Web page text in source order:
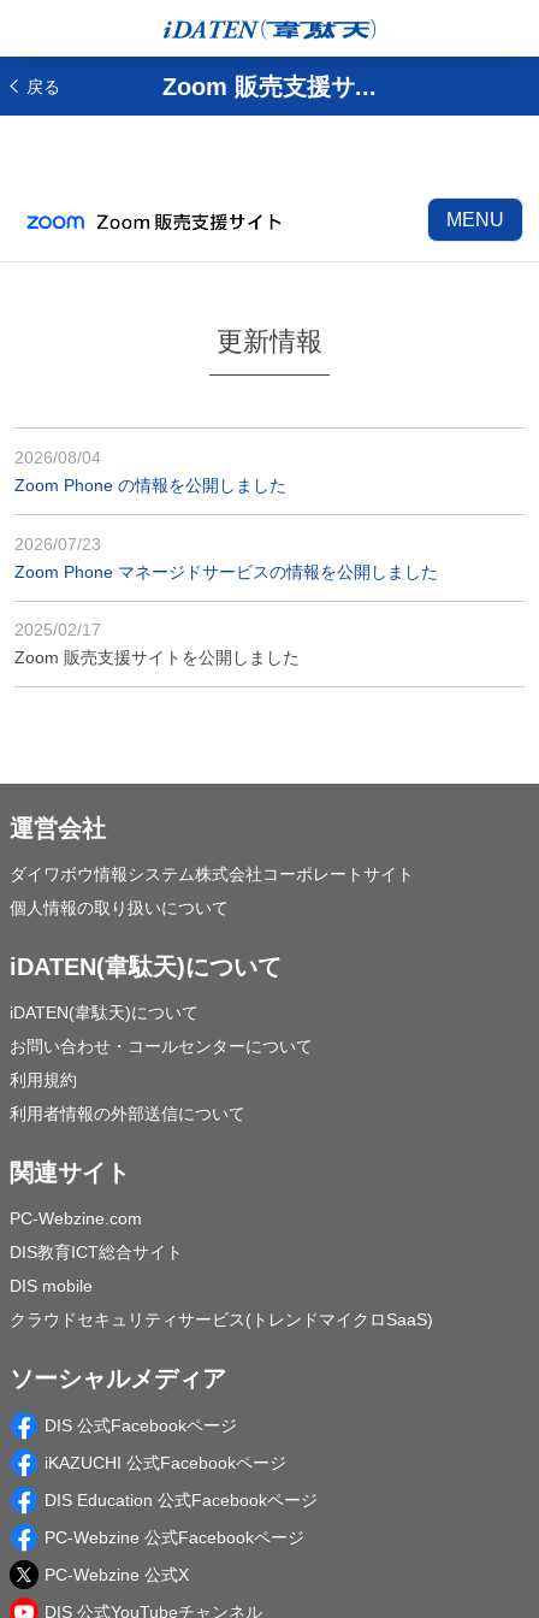
戻る Zoom 販売支援サ...
MENU
更新情報
2026/08/04
Zoom Phone の情報を公開しました
2026/07/23
Zoom Phone マネージドサービスの情報を公開しました
2025/02/17
Zoom 販売支援サイトを公開しました
運営会社
ダイワボウ情報システム株式会社コーポレートサイト
個人情報の取り扱いについて
iDATEN(韋駄天)について
iDATEN(韋駄天)について
お問い合わせ・コールセンターについて
利用規約
利用者情報の外部送信について
関連サイト
PC-Webzine.com
DIS教育ICT総合サイト
DIS mobile
クラウドセキュリティサービス(トレンドマイクロSaaS)
ソーシャルメディア
DIS 公式Facebookページ
iKAZUCHI 公式Facebookページ
DIS Education 公式Facebookページ
PC-Webzine 公式Facebookページ
PC-Webzine 公式X
DIS 公式YouTubeチャンネル